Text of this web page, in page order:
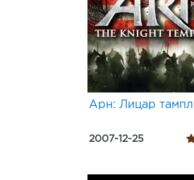
Арн: Лицар
2007-12-25